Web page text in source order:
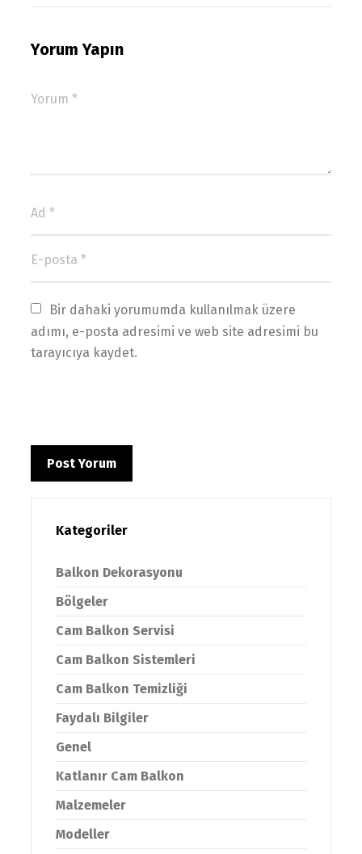
Yorum Yapın
Bir dahaki yorumumda kullanılmak üzere
adımı, e-posta adresimi ve web site adresimi bu
tarayıcıya kaydet.
Kategoriler
Balkon Dekorasyonu
Bölgeler
Cam Balkon Servisi
Cam Balkon Sistemleri
Cam Balkon Temizliği
Faydalı Bilgiler
Genel
Katlanır Cam Balkon
Malzemeler
Modeller